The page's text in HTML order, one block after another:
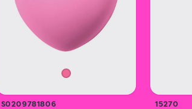
S0209781806 15270